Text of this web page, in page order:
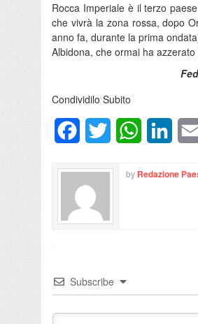
Rocca Imperiale è il terzo paese
che vivrà la zona rossa, dopo
anno fa, durante la prima
Albidona, che ormai ha
Condividilo Subito
FacebookTwitter WhatsApp
by Redazione
Subscribe